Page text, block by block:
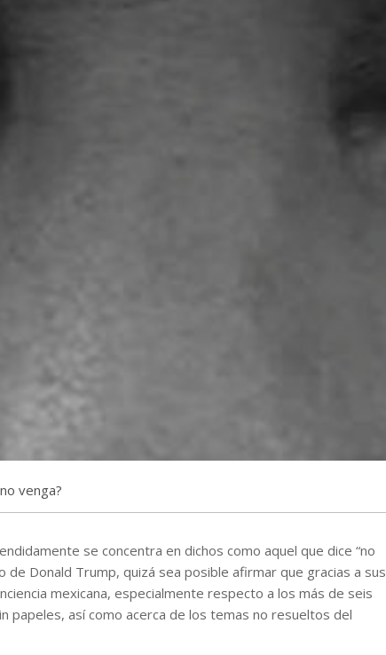
venga?
se concentra en dichos como aquel que dice “no
Donald Trump, quizá sea posible afirmar que gracias a sus
mexicana, especialmente respecto a los más de seis
papeles, así como acerca de los temas no resueltos del